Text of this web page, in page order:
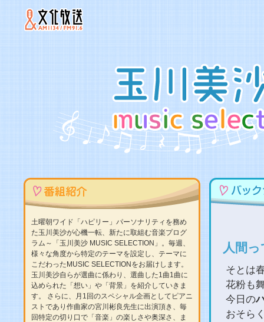
土曜朝ワイド「ハピリー」パーソナリティを務め
た玉川美沙が心機一転、新たに取組む音楽プログ
ラム～「玉川美沙 MUSIC SELECTION」。毎週、
様々な角度から特定のテーマを設定し、テーマに
こだわったMUSIC SELECTIONをお届けします。
玉川美沙自らが選曲に係わり、選曲した1曲1曲に
込められた「想い」や「背景」を紹介していきま
す。 さらに、月1回のスペシャル企画としてピアニ
ストであり作曲家の宮川彬良先生に出演頂き、毎
回特定の切り口で「音楽」の楽しさや奥深さ、ま
人間
そとは
花粉も
今日の
おそら